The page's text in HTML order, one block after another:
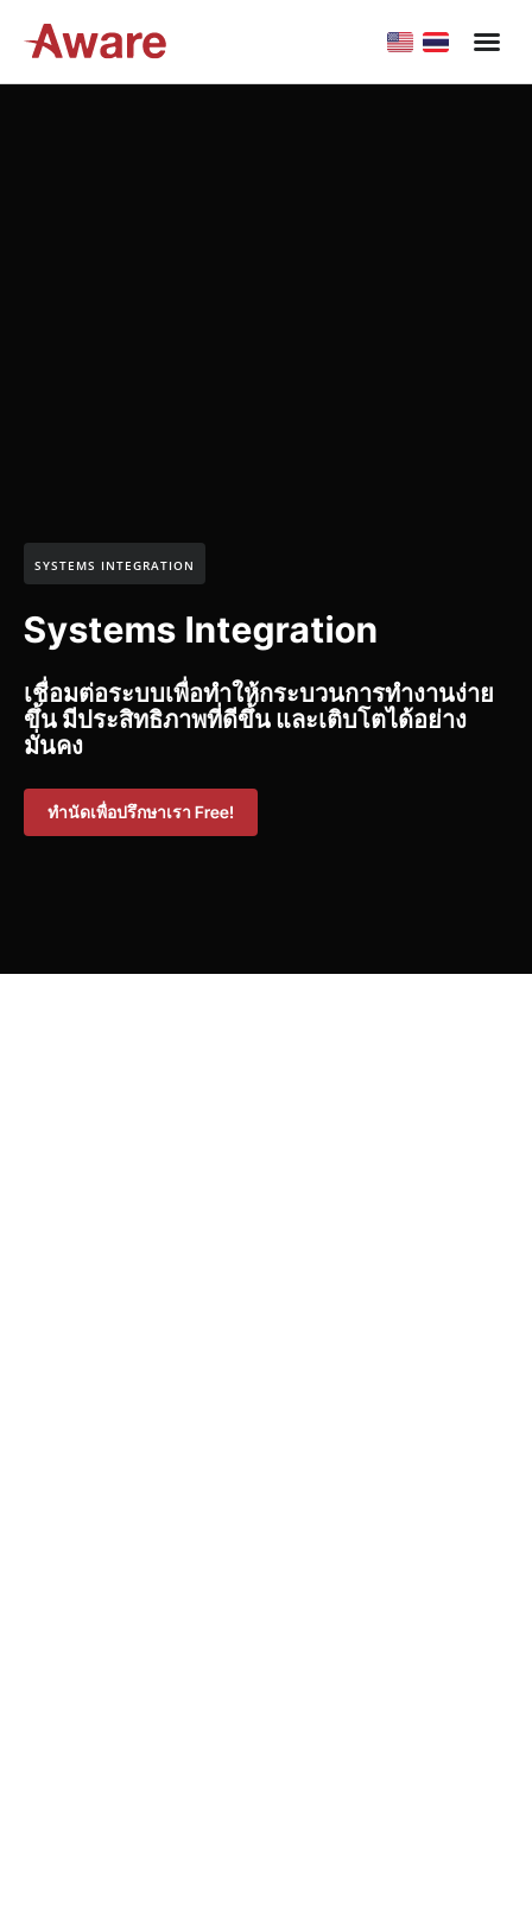
SYSTEMS INTEGRATION
Systems Integration
เชื่อมต่อระบบเพื่อทำให้กระบวนการทำงานง่าย
ขึ้น มีประสิทธิภาพที่ดีขึ้น และเติบโตได้อย่าง
มั่นคง
ทำนัดเพื่อปรึกษาเรา Free!